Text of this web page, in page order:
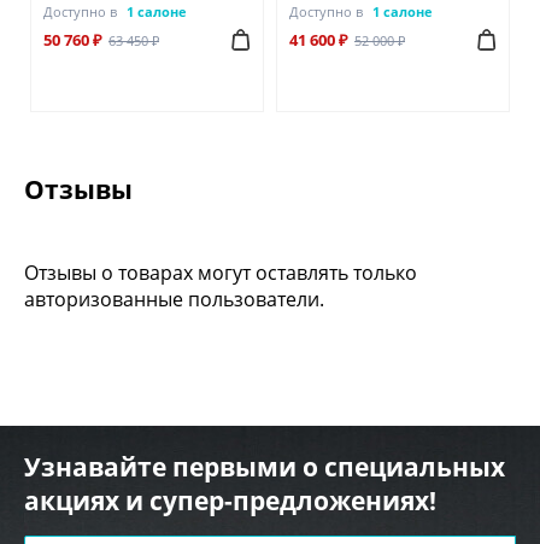
Доступно в 1 салоне
50 760 ₽ 63 450 ₽
Доступно в 1 салоне
41 600 ₽ 52 000 ₽
Отзывы
Отзывы о товарах могут оставлять только
авторизованные пользователи.
Узнавайте первыми о специальных
акциях и супер-предложениях!